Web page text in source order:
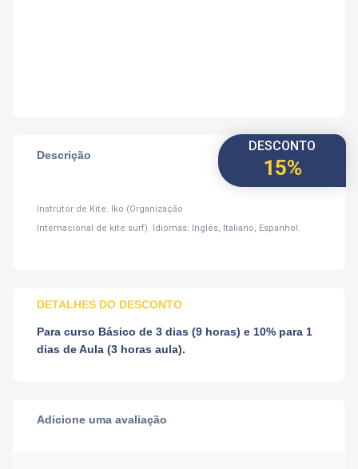
DESCONTO
15%
Descrição
Instrutor de Kite. Iko (Organização
Internacional de kite surf). Idiomas: Inglês, Italiano, Espanhol.
DETALHES DO DESCONTO
Para curso Básico de 3 dias (9 horas) e 10% para 1
dias de Aula (3 horas aula).
Adicione uma avaliação